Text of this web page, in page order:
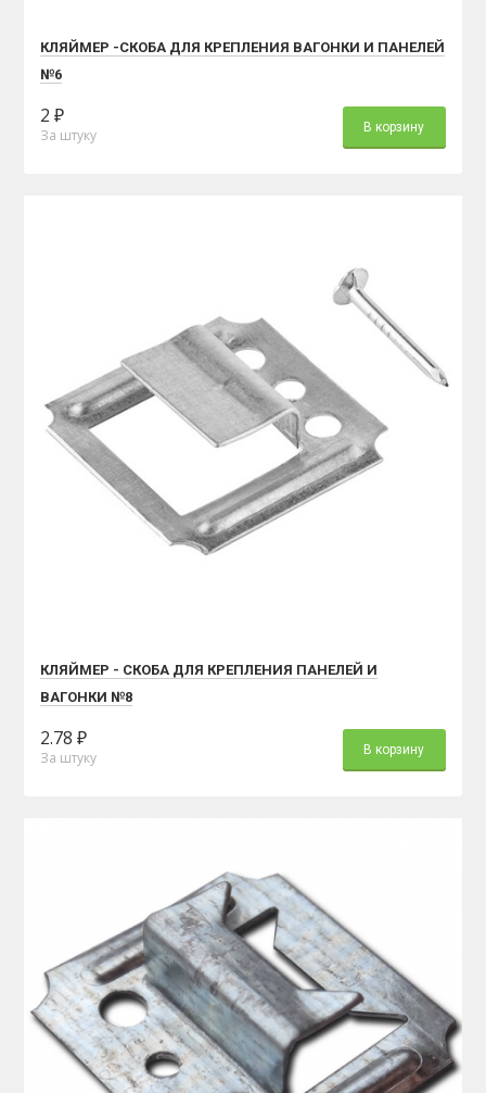
КЛЯЙМЕР -СКОБА ДЛЯ КРЕПЛЕНИЯ ВАГОНКИ И ПАНЕЛЕЙ
№6
2 ₽
За штуку В корзину
КЛЯЙМЕР - СКОБА ДЛЯ КРЕПЛЕНИЯ ПАНЕЛЕЙ И
ВАГОНКИ №8
2.78 ₽
За штуку В корзину